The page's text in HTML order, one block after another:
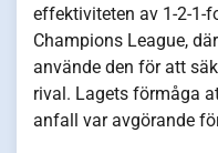
effektiviteten av 1-2-1-
Champions League,
använde den för att
rival. Lagets förmåga
anfall var avgörande